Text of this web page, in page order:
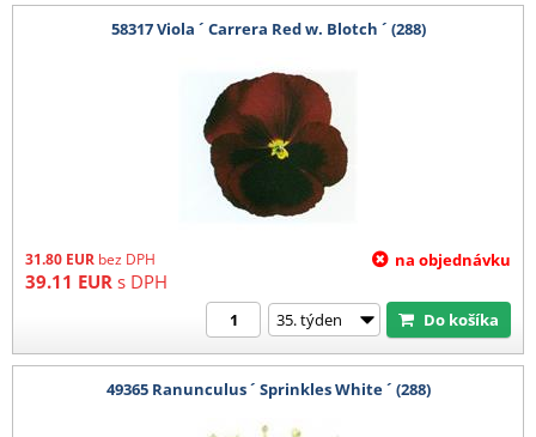
58317 Viola ´ Carrera Red w. Blotch ´ (288)
31.80 EUR bez DPH
39.11 EUR s DPH
na objednávku
Do košíka
49365 Ranunculus ´ Sprinkles White ´ (288)